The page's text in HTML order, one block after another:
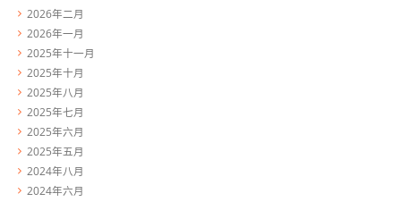
2026年二月
2026年一月
2025年十一月
2025年十月
2025年八月
2025年七月
2025年六月
2025年五月
2024年八月
2024年六月